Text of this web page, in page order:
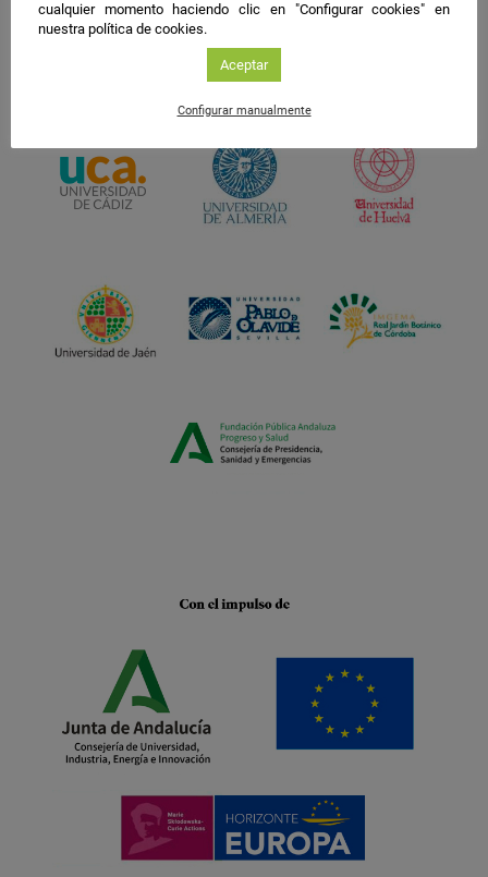
cualquier momento haciendo clic en "Configurar cookies" en
nuestra política de cookies.
Aceptar
Configurar manualmente